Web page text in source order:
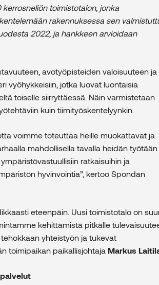
toimistotalon, jonka
rakennuksessa sen
2022, ja hankkeen arvioidaan
avotyöpisteiden valoisuuteen ja
vyöhykkeisiin, jotka luovat luontaisia
toiselle siirryttäessä. Näin varmistetaan
kuin tiimityöskentelyynkin.
voimme toteuttaa heille muokattavat ja
mahdollisella tavalla heidän työtään
ratkaisuihin ja
hyvinvointia”, kertoo Spondan
eteenpäin. Uusi toimistotalo on
kehittämistä pitkälle
yhteistyön ja tukevat
toimipaikan paikallisjohtaja Markus